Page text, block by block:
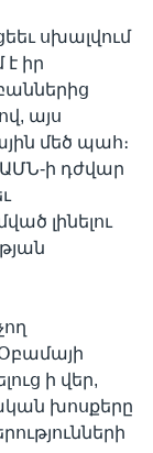
սխալվում
իր
այս
մեծ պահ։
ի դժվար
լինելու
ի վեր,
խոսքերը